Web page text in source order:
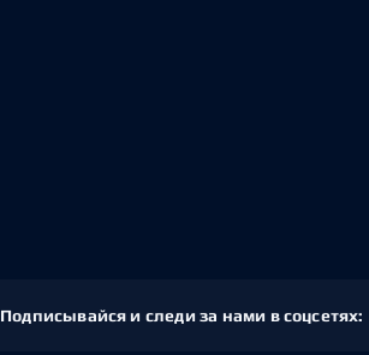
Подписывайся и следи за нами в соцсетях: